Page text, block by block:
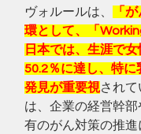
ヴォルールは、
「
環として、「
日本では、生涯で
50.2％に達し、特に
発見が重要視されて
は、企業の経営幹
有のがん対策の推進